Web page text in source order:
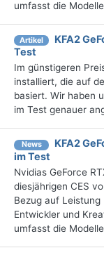
umfasst die
Artikel
KFA2
Test
Im günstigeren
installiert, die auf
basiert. Wir haben
im Test genauer
News
KFA2
im Test
Nvidias GeForce
diesjährigen CES
Bezug auf Leistung
Entwickler und
umfasst die